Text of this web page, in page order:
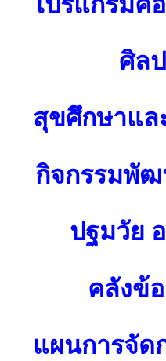
ศิล
สุขศึกษาแล
กิจกรรมพัฒ
ปฐมวัย
คลังข้
แผนการจัด